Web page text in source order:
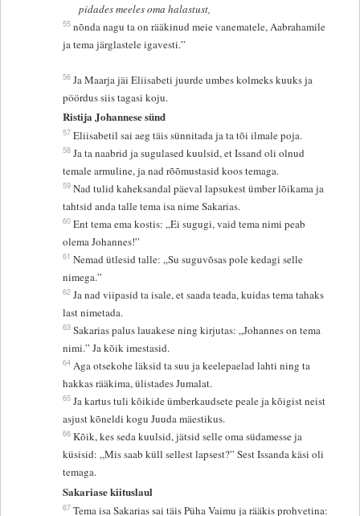
pidades meeles oma halastust,
55 nõnda nagu ta on rääkinud meie vanematele, Aabrahamile
ja tema järglastele igavesti.”
56 Ja Maarja jäi Eliisabeti juurde umbes kolmeks kuuks ja
pöördus siis tagasi koju.
Ristija Johannese sünd
57 Eliisabetil sai aeg täis sünnitada ja ta tõi ilmale poja.
58 Ja ta naabrid ja sugulased kuulsid, et Issand oli olnud
temale armuline, ja nad rõõmustasid koos temaga.
59 Nad tulid kaheksandal päeval lapsukest ümber lõikama ja
tahtsid anda talle tema isa nime Sakarias.
60 Ent tema ema kostis: „Ei sugugi, vaid tema nimi peab
olema Johannes!”
61 Nemad ütlesid talle: „Su suguvõsas pole kedagi selle
nimega.”
62 Ja nad viipasid ta isale, et saada teada, kuidas tema tahaks
last nimetada.
63 Sakarias palus lauakese ning kirjutas: „Johannes on tema
nimi.” Ja kõik imestasid.
64 Aga otsekohe läksid ta suu ja keelepaelad lahti ning ta
hakkas rääkima, ülistades Jumalat.
65 Ja kartus tuli kõikide ümberkaudsete peale ja kõigist neist
asjust kõneldi kogu Juuda mäestikus.
66 Kõik, kes seda kuulsid, jätsid selle oma südamesse ja
küsisid: „Mis saab küll sellest lapsest?” Sest Issanda käsi oli
temaga.
Sakariase kiituslaul
67 Tema isa Sakarias sai täis Püha Vaimu ja rääkis prohvetina: